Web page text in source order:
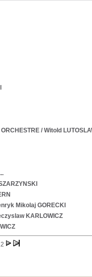
/ Witold
Mikolaj GORECKI
KARLOWICZ